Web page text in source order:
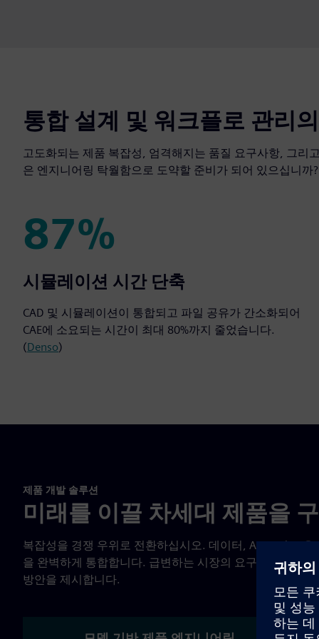
통합 설계 및 워크플로 관리
고도화되는 제품 복잡성, 엄격해지는 품질 요구사항, 그리
은 엔지니어링 탁월함으로 도약할 준비가 되어 있으십니까?
87%
87%
시뮬레이션 시간 단축
CAD 및 시뮬레이션이 통합되고 파일 공유가 간소화되어
CAE에 소요되는 시간이 최대 80%까지 줄었습니다.
(Denso)
제품 개발 솔루션
미래를 이끌 차세대 제품을
복잡성을 경쟁 우위로 전환하십시오. 데이터, AI, 그리고
을 완벽하게 통합합니다. 급변하는 시장의 요구에 선제적
방안을 제시합니다.